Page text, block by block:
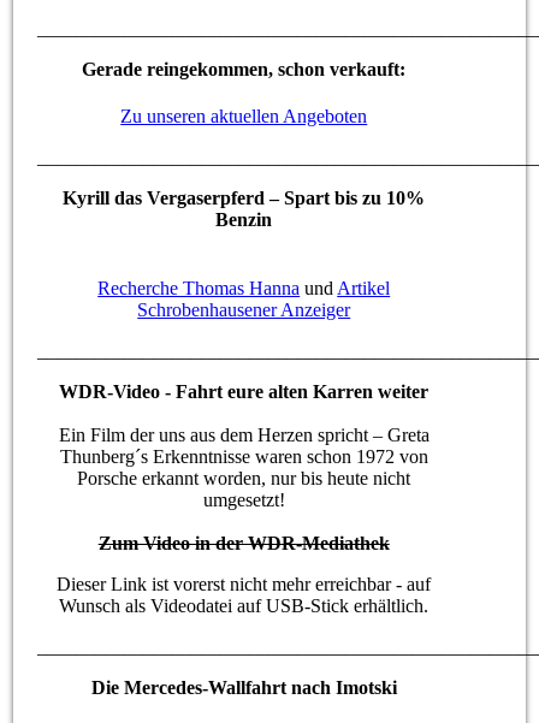
Gerade reingekommen, schon verkauft:
Zu unseren aktuellen Angeboten
Kyrill das Vergaserpferd – Spart bis zu 10%
Benzin
Recherche Thomas Hanna und Artikel
Schrobenhausener Anzeiger
WDR-Video - Fahrt eure alten Karren weiter
Ein Film der uns aus dem Herzen spricht – Greta
Thunberg´s Erkenntnisse waren schon 1972 von
Porsche erkannt worden, nur bis heute nicht
umgesetzt!
Zum Video in der WDR-Mediathek
Dieser Link ist vorerst nicht mehr erreichbar - auf
Wunsch als Videodatei auf USB-Stick erhältlich.
Die Mercedes-Wallfahrt nach Imotski